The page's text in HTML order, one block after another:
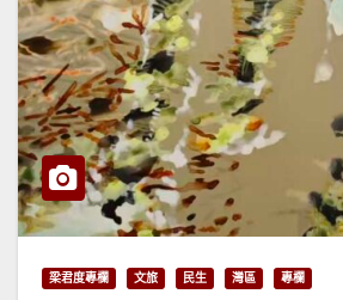
梁君度專欄 文旅 民生 灣區 專欄